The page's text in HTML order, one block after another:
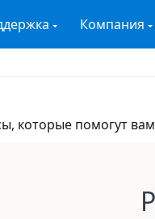
Компания
которые помогут